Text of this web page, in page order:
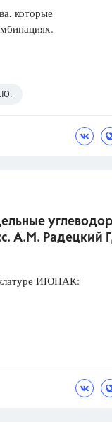
которые
А.М. Радецкий
ИЮПАК: